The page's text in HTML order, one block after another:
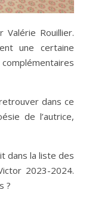
Rouillier.
une certaine
dans ce
de l’autrice,
dans la liste des
2023-2024.
?